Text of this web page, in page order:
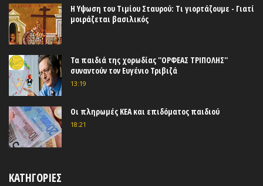
Η Υψωση του Τιμίου Σταυρού: Τι γιορτάζουμε - Γιατί
μοιράζεται βασιλικός
Τα παιδιά της χορωδίας ''ΟΡΦΕΑΣ ΤΡΙΠΟΛΗΣ''
συναντούν τον Ευγένιο Τριβιζά
13:19
Οι πληρωμές ΚΕΑ και επιδόματος παιδιού
18:21
ΚΑΤΗΓΟΡΙΕΣ